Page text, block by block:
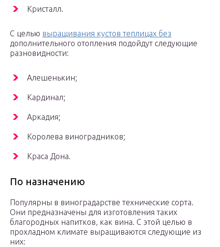
Кристалл.
С целью выращивания кустов теплицах без
дополнительного отопления подойдут следующие
разновидности:
Алешенькин;
Кардинал;
Аркадия;
Королева виноградников;
Краса Дона.
По назначению
Популярны в виноградарстве технические сорта.
Они предназначены для изготовления таких
благородных напитков, как вина. С этой целью в
прохладном климате выращиваются следующие из
них: